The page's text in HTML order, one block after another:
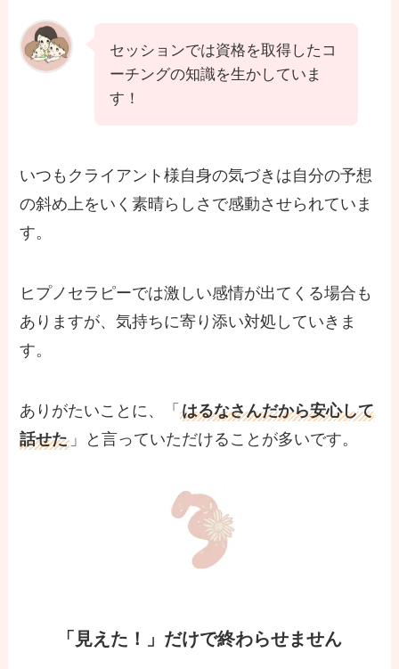
セッションでは資格を取得したコ
ーチングの知識を生かしていま
す！
いつもクライアント様自身の気づきは自分の予想
の斜め上をいく素晴らしさで感動させられていま
す。
ヒプノセラピーでは激しい感情が出てくる場合も
ありますが、気持ちに寄り添い対処していきま
す。
ありがたいことに、「はるなさんだから安心して
話せた 」と言っていただけることが多いです。
「見えた！」だけで終わらせません